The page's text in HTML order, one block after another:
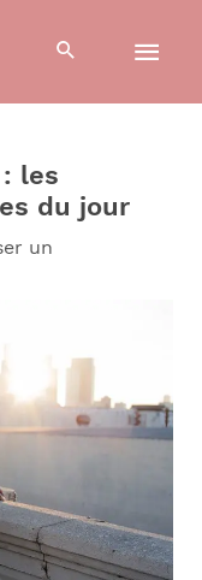
les
du jour
un